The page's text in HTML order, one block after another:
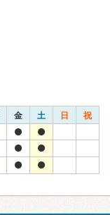
金 土 日 祝